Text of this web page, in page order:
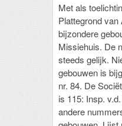
Met als
Plattegrond
bijzondere
Missiehuis. De
steeds gelijk.
gebouwen is
nr. 84. De
is 115: Insp.
andere